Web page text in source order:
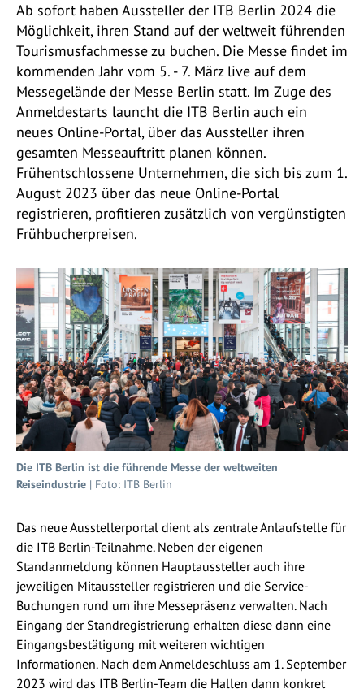
Ab sofort haben Aussteller der ITB Berlin 2024 die
Möglichkeit, ihren Stand auf der weltweit führenden
Tourismusfachmesse zu buchen. Die Messe findet im
kommenden Jahr vom 5. - 7. März live auf dem
Messegelände der Messe Berlin statt. Im Zuge des
Anmeldestarts launcht die ITB Berlin auch ein
neues Online-Portal, über das Aussteller ihren
gesamten Messeauftritt planen können.
Frühentschlossene Unternehmen, die sich bis zum 1.
August 2023 über das neue Online-Portal
registrieren, profitieren zusätzlich von vergünstigten
Frühbucherpreisen.
Die ITB Berlin ist die führende Messe der weltweiten
Reiseindustrie | Foto: ITB Berlin
Das neue Ausstellerportal dient als zentrale Anlaufstelle für
die ITB Berlin-Teilnahme. Neben der eigenen
Standanmeldung können Hauptaussteller auch ihre
jeweiligen Mitaussteller registrieren und die Service-
Buchungen rund um ihre Messepräsenz verwalten. Nach
Eingang der Standregistrierung erhalten diese dann eine
Eingangsbestätigung mit weiteren wichtigen
Informationen. Nach dem Anmeldeschluss am 1. September
2023 wird das ITB Berlin-Team die Hallen dann konkret